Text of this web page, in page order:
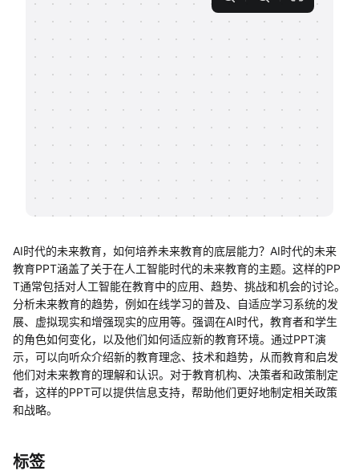
客户案例
支持
帮助中心
知识分享社区
AI时代的未来教育，如何培养未来教育的底层能力？AI时代的未来
教育PPT涵盖了关于在人工智能时代的未来教育的主题。这样的PP
T通常包括对人工智能在教育中的应用、趋势、挑战和机会的讨论。
分析未来教育的趋势，例如在线学习的普及、自适应学习系统的发
展、虚拟现实和增强现实的应用等。强调在AI时代，教育者和学生
的角色如何变化，以及他们如何适应新的教育环境。通过PPT演
示，可以向听众介绍新的教育理念、技术和趋势，从而教育和启发
他们对未来教育的理解和认识。对于教育机构、决策者和政策制定
者，这样的PPT可以提供信息支持，帮助他们更好地制定相关政策
和战略。
标签